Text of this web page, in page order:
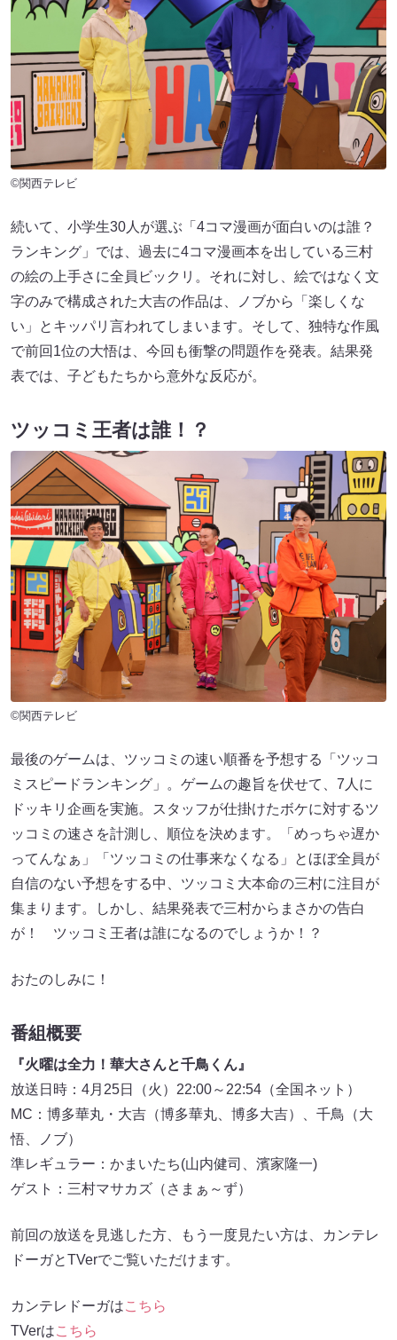
©関西テレビ
続いて、小学生30人が選ぶ「4コマ漫画が面白いのは誰？
ランキング」では、過去に4コマ漫画本を出している三村
の絵の上手さに全員ビックリ。それに対し、絵ではなく文
字のみで構成された大吉の作品は、ノブから「楽しくな
い」とキッパリ言われてしまいます。そして、独特な作風
で前回1位の大悟は、今回も衝撃の問題作を発表。結果発
表では、子どもたちから意外な反応が。
ツッコミ王者は誰！？
©関西テレビ
最後のゲームは、ツッコミの速い順番を予想する「ツッコ
ミスピードランキング」。ゲームの趣旨を伏せて、7人に
ドッキリ企画を実施。スタッフが仕掛けたボケに対するツ
ッコミの速さを計測し、順位を決めます。「めっちゃ遅か
ってんなぁ」「ツッコミの仕事来なくなる」とほぼ全員が
自信のない予想をする中、ツッコミ大本命の三村に注目が
集まります。しかし、結果発表で三村からまさかの告白
が！ ツッコミ王者は誰になるのでしょうか！？
おたのしみに！
番組概要
『火曜は全力！華大さんと千鳥くん』
放送日時：4月25日（火）22:00～22:54（全国ネット）
MC：博多華丸・大吉（博多華丸、博多大吉）、千鳥（大
悟、ノブ）
準レギュラー：かまいたち(山内健司、濱家隆一)
ゲスト：三村マサカズ（さまぁ～ず）
前回の放送を見逃した方、もう一度見たい方は、カンテレ
ドーガとTVerでご覧いただけます。
カンテレドーガはこちら
TVerはこちら